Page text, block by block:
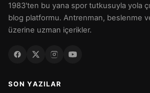
1983'ten bu yana spor tutkusuyla yola
blog platformu. Antrenman, beslenme
üzerine uzman içerikler.
SON YAZILAR